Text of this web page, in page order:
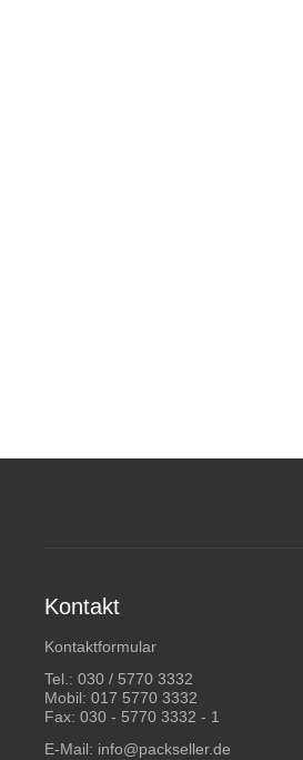
Kontakt
Kontaktformular
Tel.: 030 / 5770 3332
Mobil: 017 5770 3332
Fax: 030 - 5770 3332 - 1
E-Mail: info@packseller.de